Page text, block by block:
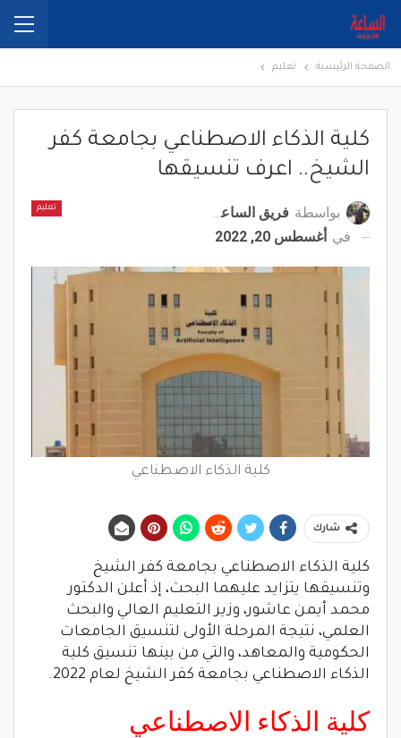
الصفحة الرئيسية تعليم
كلية الذكاء الاصطناعي بجامعة كفر
الشيخ.. اعرف تنسيقها
تعليم بواسطة فريق الساعة برس
في أغسطس 20, 2022
كلية الذكاء الاصطناعي
شارك
كلية الذكاء الاصطناعي بجامعة كفر الشيخ
وتنسيقها يتزايد عليهما البحث، إذ أعلن الدكتور
محمد أيمن عاشور، وزير التعليم العالي والبحث
العلمي، نتيجة المرحلة الأولى لتنسيق الجامعات
الحكومية والمعاهد، والتي من بينها تنسيق كلية
الذكاء الاصطناعي بجامعة كفر الشيخ لعام 2022.
كلية الذكاء الاصطناعي